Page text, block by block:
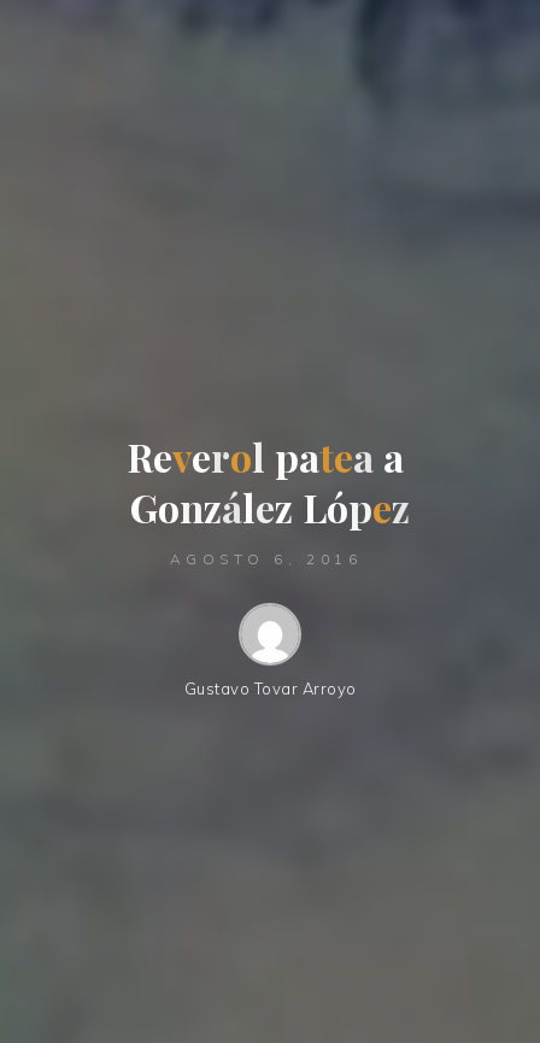
Reverol patea a
González López
AGOSTO 6, 2016
Gustavo Tovar Arroyo